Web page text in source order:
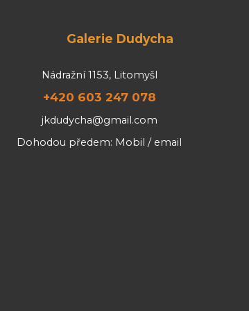
Galerie Dudycha
Nádražní 1153, Litomyšl
+420 603 247 078
jkdudycha@gmail.com
Dohodou předem: Mobil / email